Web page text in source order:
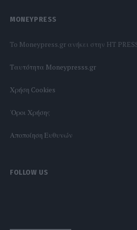
MONEYPRESS
To Moneypress.gr ανήκει στην HT
Tαυτότητα Moneypresss.gr
Χρήση Cookies
'Οροι Χρήσης
Αποποίηση Ευθυνών
FOLLOW US